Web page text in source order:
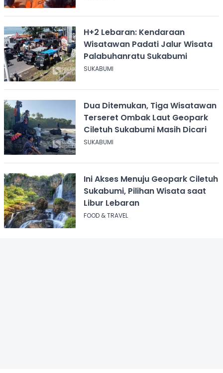
H+2 Lebaran: Kendaraan
Wisatawan Padati Jalur Wisata
Palabuhanratu Sukabumi
SUKABUMI
Dua Ditemukan, Tiga Wisatawan
Terseret Ombak Laut Geopark
Ciletuh Sukabumi Masih Dicari
SUKABUMI
Ini Akses Menuju Geopark Ciletuh
Sukabumi, Pilihan Wisata saat
Libur Lebaran
FOOD & TRAVEL